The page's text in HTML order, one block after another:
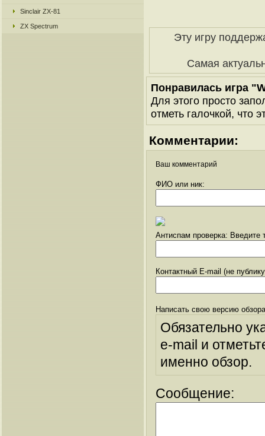
Sinclair ZX-81
ZX Spectrum
Эту игру
Самая
Понравилась игра
Для этого просто
отметь галочкой, что
Комментарии:
Ваш комментарий
ФИО или ник:
Антиспам проверка: Введите
Контактный E-mail (не
Написать свою версию
Обязательно
e-mail и
именно обзор.
Сообщение: